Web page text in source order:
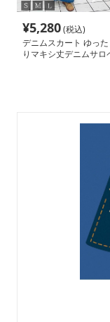
¥5,280(税込)
デニムスカート ゆった
りマキシ丈デニムサロ